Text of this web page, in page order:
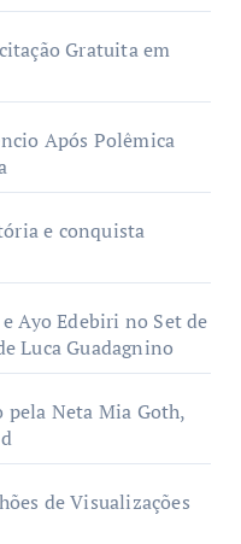
Gratuita em
Após Polêmica
e conquista
Ayo Edebiri no Set de
Luca Guadagnino
pela Neta Mia Goth,
de Visualizações